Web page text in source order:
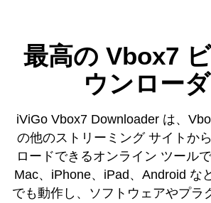
最高の Vbox7
ウンロー
iViGo Vbox7 Downloader は、
の他のストリーミング サイトか
ロードできるオンライン ツール
Mac、iPhone、iPad、Android な
でも動作し、ソフトウェアやプラ